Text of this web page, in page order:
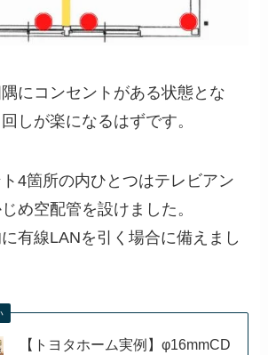
にコンセントがある状態とな
しが楽になるはずです。
4箇所の内ひとつはテレビアン
め空配管を設けました。
有線LANを引く場合に備えまし
【トヨタホーム実例】φ16mmCD